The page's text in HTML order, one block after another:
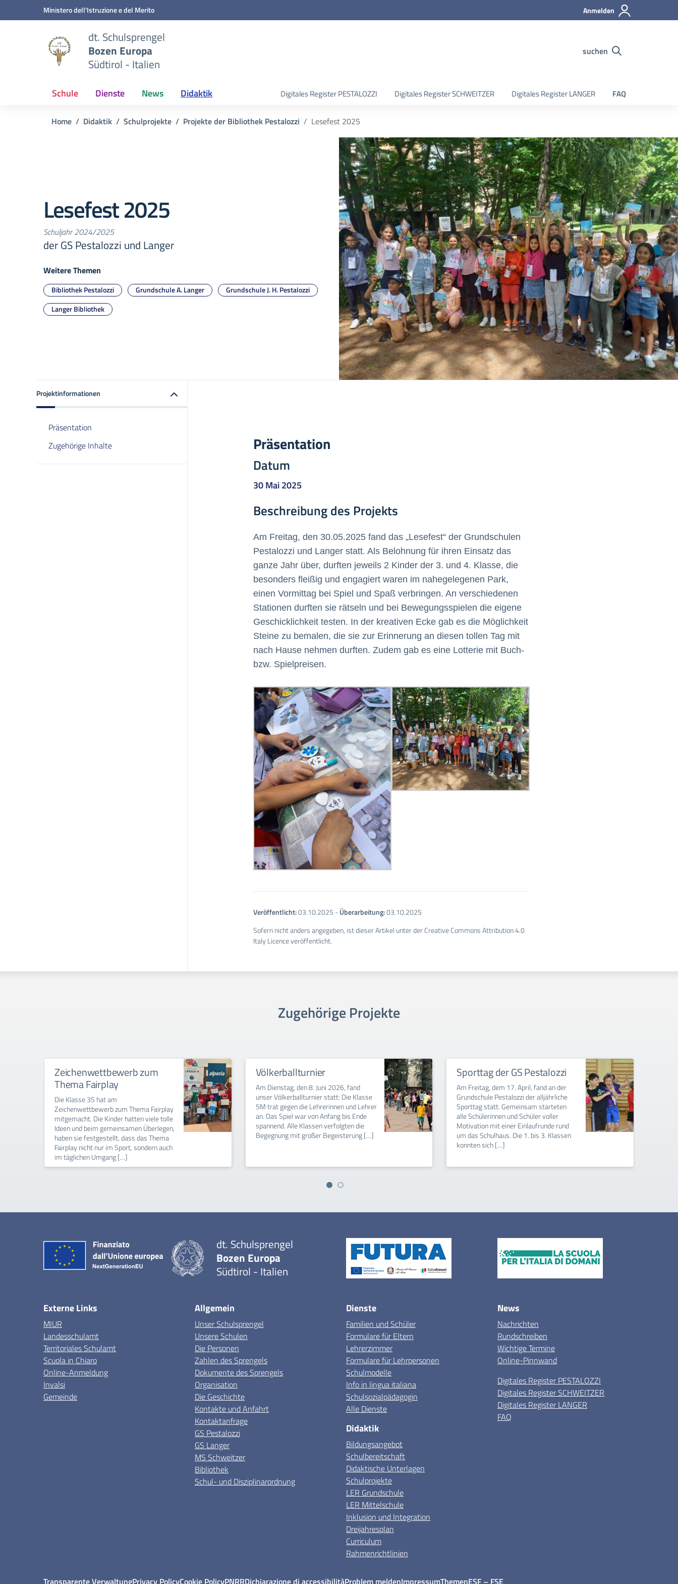
Zum Inhalt springen
Zum Navigationsmenü springen
Zur Fußzeile springenMinistero dell'Istruzione e del Merito Anmelden
dt. Schulsprengel
Bozen Europa
Südtirol - Italien
suchen
Schule Dienste News Didaktik Digitales Register PESTALOZZI Digitales Register SCHWEITZER Digitales Register LANGER FAQ
Home Didaktik Schulprojekte Projekte der Bibliothek Pestalozzi Lesefest 2025
Lesefest 2025
Schuljahr 2024/2025
der GS Pestalozzi und Langer
Weitere Themen
Bibliothek Pestalozzi Grundschule A. Langer
Grundschule J. H. Pestalozzi
Langer Bibliothek
Projektinformationen
Präsentation
Zugehörige Inhalte
Präsentation
Datum
30 Mai 2025
Beschreibung des Projekts
Am Freitag, den 30.05.2025 fand das „Lesefest“ der Grundschulen
Pestalozzi und Langer statt. Als Belohnung für ihren Einsatz das
ganze Jahr über, durften jeweils 2 Kinder der 3. und 4. Klasse, die
besonders fleißig und engagiert waren im nahegelegenen Park,
einen Vormittag bei Spiel und Spaß verbringen. An verschiedenen
Stationen durften sie rätseln und bei Bewegungsspielen die eigene
Geschicklichkeit testen. In der kreativen Ecke gab es die Möglichkeit
Steine zu bemalen, die sie zur Erinnerung an diesen tollen Tag mit
nach Hause nehmen durften. Zudem gab es eine Lotterie mit Buch-
bzw. Spielpreisen.
Veröffentlicht:03.10.2025 -Überarbeitung:03.10.2025
Sofern nicht anders angegeben, ist dieser Artikel unter der Creative Commons Attribution 4.0
Italy Licence veröffentlicht.
Zugehörige Projekte
Zeichenwettbewerb zum
Thema Fairplay
Die Klasse 3S hat am
Zeichenwettbewerb zum Thema Fairplay
mitgemacht. Die Kinder hatten viele tolle
Ideen und beim gemeinsamen Überlegen,
haben sie festgestellt, dass das Thema
Fairplay nicht nur im Sport, sondern auch
im täglichen Umgang […]
Völkerballturnier
Am Dienstag, den 8. Juni 2026, fand
unser Völkerballturnier statt: Die Klasse
5M trat gegen die Lehrerinnen und Lehrer
an. Das Spiel war von Anfang bis Ende
spannend. Alle Klassen verfolgten die
Begegnung mit großer Begeisterung […]
Sporttag der GS Pestalozzi
Am Freitag, dem 17. April, fand an der
Grundschule Pestalozzi der alljährliche
Sporttag statt. Gemeinsam starteten
alle Schülerinnen und Schüler voller
Motivation mit einer Einlaufrunde rund
um das Schulhaus. Die 1. bis 3. Klassen
konnten sich […]
dt. Schulsprengel
Bozen Europa
Südtirol - Italien
Externe Links
MIUR
Landesschulamt
Territoriales Schulamt
Scuola in Chiaro
Online-Anmeldung
Invalsi
Gemeinde
Allgemein
Unser Schulsprengel
Unsere Schulen
Die Personen
Zahlen des Sprengels
Dokumente des Sprengels
Organisation
Die Geschichte
Kontakte und Anfahrt
Kontaktanfrage
GS Pestalozzi
GS Langer
MS Schweitzer
Bibliothek
Schul- und Disziplinarordnung
Dienste
Familien und Schüler
Formulare für Eltern
Lehrerzimmer
Formulare für Lehrpersonen
Schulmodelle
Info in lingua italiana
Schulsozialpädagogin
Alle Dienste
Didaktik
Bildungsangebot
Schulbereitschaft
Didaktische Unterlagen
Schulprojekte
LER Grundschule
LER Mittelschule
Inklusion und Integration
Dreijahresplan
Curriculum
Rahmenrichtlinien
News
Nachrichten
Rundschreiben
Wichtige Termine
Online-Pinnwand
Digitales Register PESTALOZZI
Digitales Register SCHWEITZER
Digitales Register LANGER
FAQ
Transparente VerwaltungPrivacy PolicyCookie PolicyPNRRDichiarazione di accessibilitàProblem meldenImpressumThemenESF – FSE